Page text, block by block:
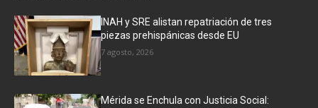
INAH y SRE alistan repatriación de tres
piezas prehispánicas desde EU
7 agosto, 2026
Mérida se Enchula con Justicia Social: